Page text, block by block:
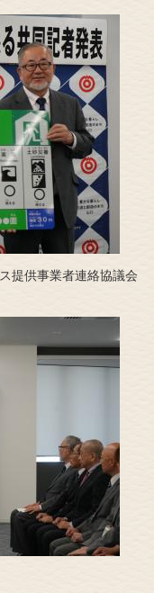
提供事業者連絡協議会